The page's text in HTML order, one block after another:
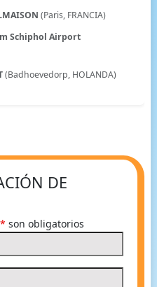
(Paris, FRANCIA)
Schiphol Airport
(Badhoevedorp, HOLANDA)
DE
* son obligatorios